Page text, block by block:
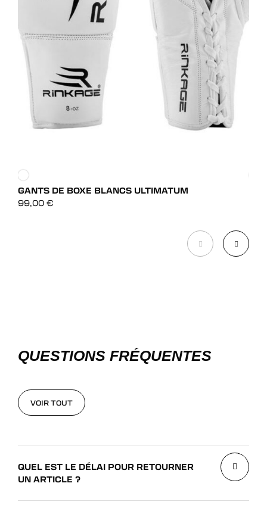
GANTS DE BOXE BLANCS ULTIMATUM
99,00 €
QUESTIONS FRÉQUENTES
VOIR TOUT
QUEL EST LE DÉLAI POUR RETOURNER
UN ARTICLE ?